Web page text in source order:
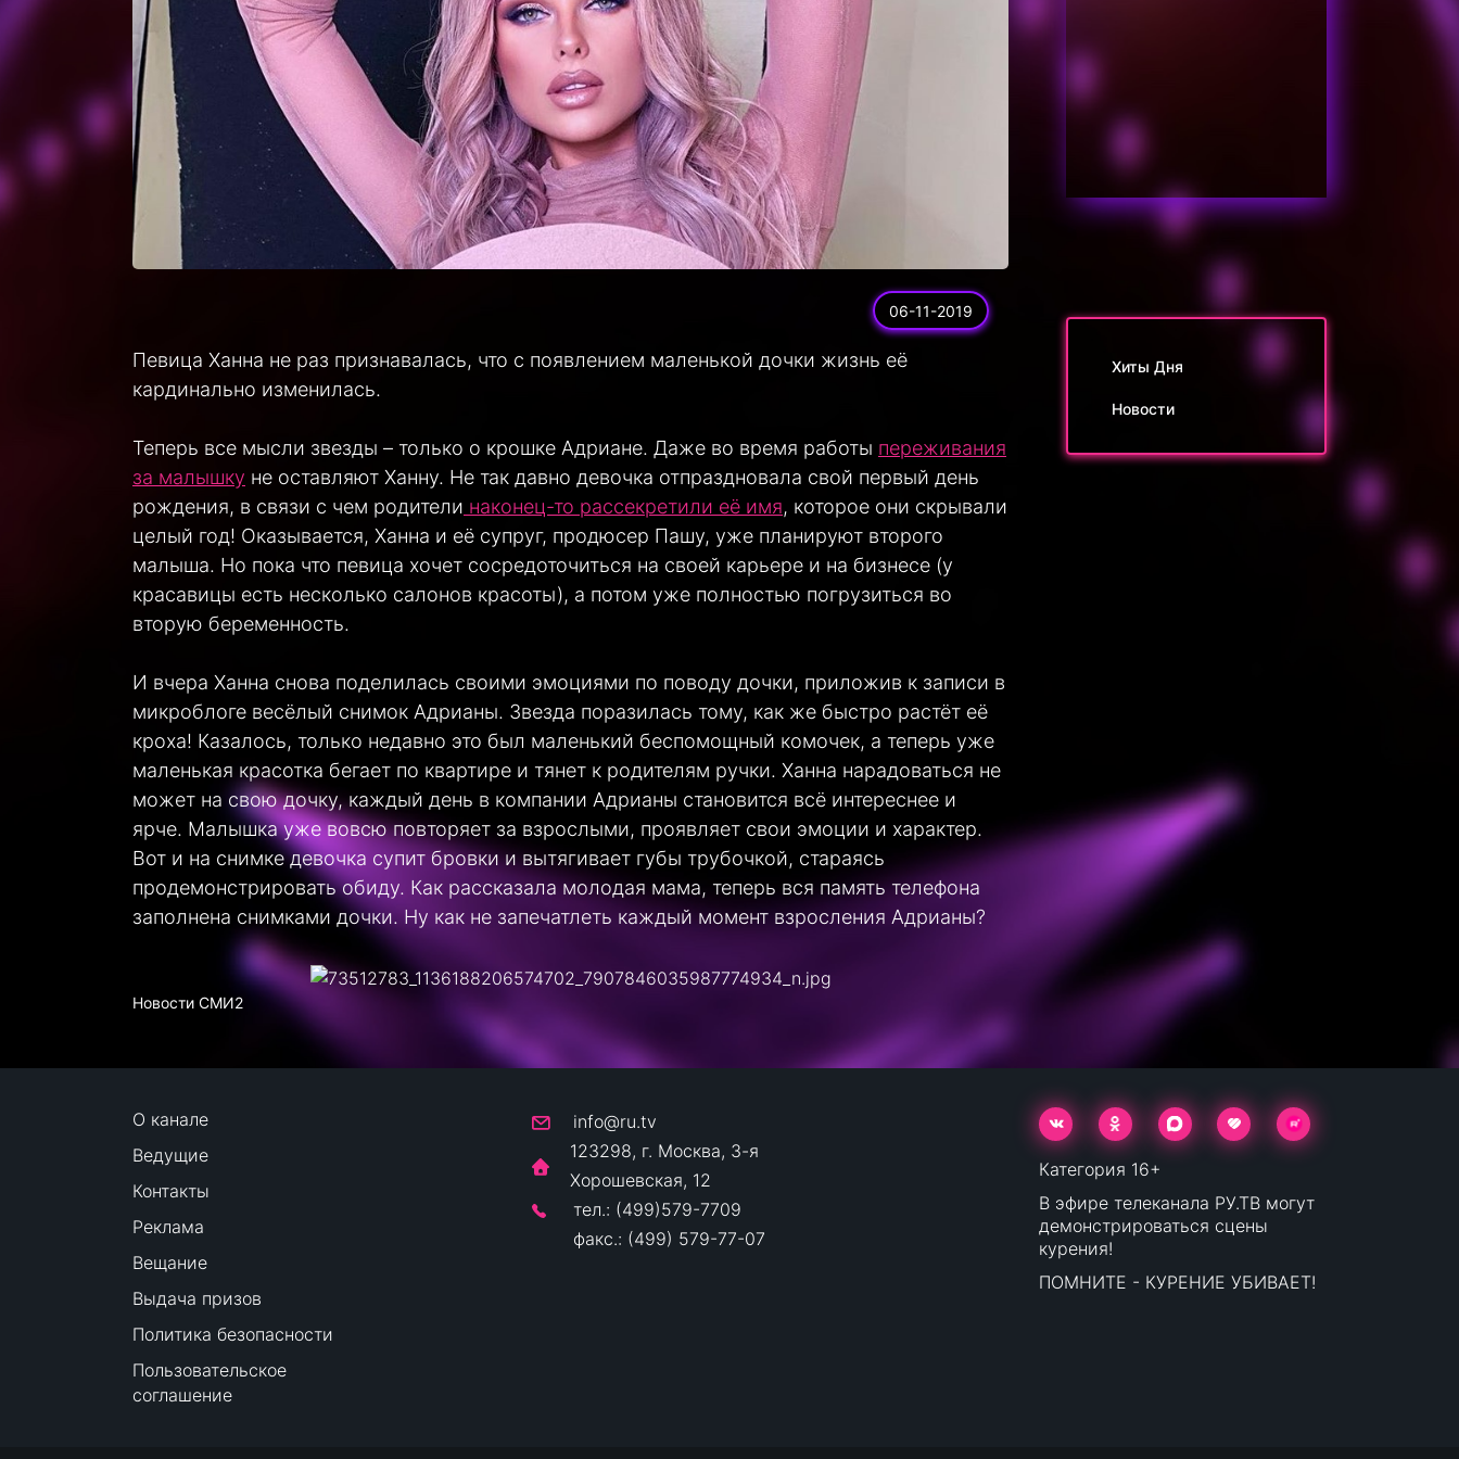
06-11-2019
Певица Ханна не раз признавалась, что с появлением маленькой дочки жизнь её
кардинально изменилась.
Теперь все мысли звезды – только о крошке Адриане. Даже во время работы переживания
за малышку не оставляют Ханну. Не так давно девочка отпраздновала свой первый день
рождения, в связи с чем родители наконец-то рассекретили её имя, которое они скрывали
целый год! Оказывается, Ханна и её супруг, продюсер Пашу, уже планируют второго
малыша. Но пока что певица хочет сосредоточиться на своей карьере и на бизнесе (у
красавицы есть несколько салонов красоты), а потом уже полностью погрузиться во
вторую беременность.
И вчера Ханна снова поделилась своими эмоциями по поводу дочки, приложив к записи в
микроблоге весёлый снимок Адрианы. Звезда поразилась тому, как же быстро растёт её
кроха! Казалось, только недавно это был маленький беспомощный комочек, а теперь уже
маленькая красотка бегает по квартире и тянет к родителям ручки. Ханна нарадоваться не
может на свою дочку, каждый день в компании Адрианы становится всё интереснее и
ярче. Малышка уже вовсю повторяет за взрослыми, проявляет свои эмоции и характер.
Вот и на снимке девочка супит бровки и вытягивает губы трубочкой, стараясь
продемонстрировать обиду. Как рассказала молодая мама, теперь вся память телефона
заполнена снимками дочки. Ну как не запечатлеть каждый момент взросления Адрианы?
Новости СМИ2
Хиты Дня
Новости
О канале
Ведущие
Контакты
Реклама
Вещание
Выдача призов
Политика безопасности
Пользовательское
соглашение
info@ru.tv
123298, г. Москва, 3-я
Хорошевская, 12
тел.: (499)579-7709
факс.: (499) 579-77-07
Категория 16+
В эфире телеканала РУ.ТВ могут
демонстрироваться сцены
курения!
ПОМНИТЕ - КУРЕНИЕ УБИВАЕТ!